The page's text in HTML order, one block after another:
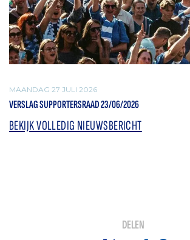
MAANDAG 27 JULI 2026
VERSLAG SUPPORTERSRAAD 23/06/2026
BEKIJK VOLLEDIG NIEUWSBERICHT
DELEN